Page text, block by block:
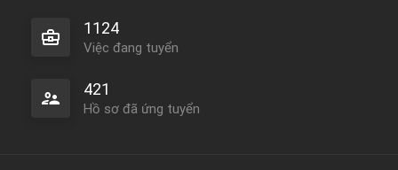
1124
Việc đang tuyển
421
Hồ sơ đã ứng tuyển